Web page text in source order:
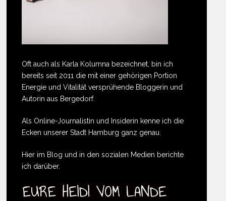
Oft auch als Karla Kolumna bezeichnet, bin ich
bereits seit 2011 die mit einer gehörigen Portion
Energie und Vitalität versprühende Bloggerin und
Autorin aus Bergedorf.
Als Online-Journalistin und Insiderin kenne ich die
Ecken unserer Stadt Hamburg ganz genau.
Hier im Blog und in den sozialen Medien berichte
ich darüber.